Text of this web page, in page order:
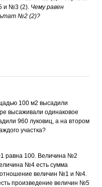
и №3 (2). Чему равен
№2 (2)?
100 м2 высадили
высаживали одинаковое
960 луковиц, а на втором
участка?
равна 100. Величина №2
№4 есть сумма
величин №1 и №4.
произведение величин №5